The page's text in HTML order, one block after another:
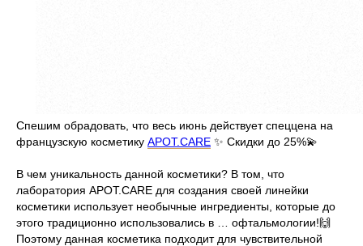
Спешим обрадовать, что весь июнь действует спеццена на
французскую косметику APOT.CARE ✨ Скидки до 25%💫
В чем уникальность данной косметики? В том, что
лаборатория APOT.CARE для создания своей линейки
косметики использует необычные ингредиенты, которые до
этого традиционно использовались в … офтальмологии!🙌
Поэтому данная косметика подходит для чувствительной